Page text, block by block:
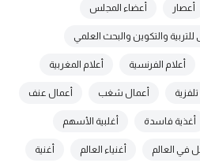
أعصار أعضاء المجلس
والتكوين والبحث العلمي
أعلام الفرنسية أعلام المغربية
أعمال شغب أعمال عنف
أغذية فاسدة أغلبية الأسهم
في العالم أغنياء العالم أغنية